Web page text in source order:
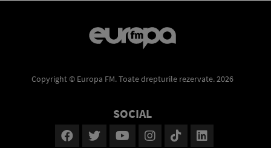
Copyright © Europa FM. Toate drepturile rezervate. 2026
SOCIAL